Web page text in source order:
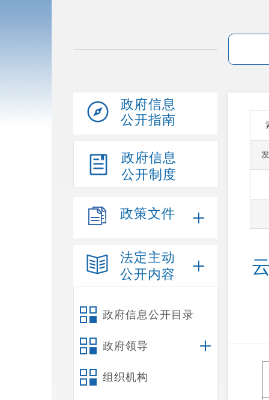
政府信息
公开指南
政府信息
公开制度
政策文件
法定主动
公开内容
政府信息公开目录
政府领导
组织机构